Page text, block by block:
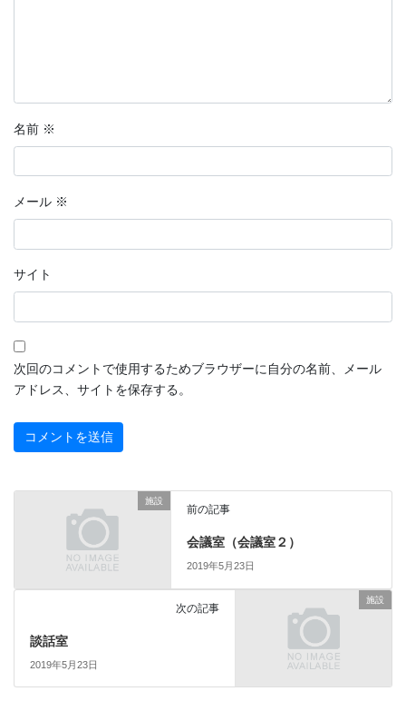
名前 ※
メール ※
サイト
次回のコメントで使用するためブラウザーに自分の名前、メール
アドレス、サイトを保存する。
施設
前の記事
会議室（会議室２）
2019年5月23日
施設
次の記事
談話室
2019年5月23日